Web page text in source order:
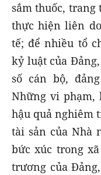
sắm thuốc,
thực hiện liên
tế; để nhiều tổ
kỷ luật của
số cán bộ,
Những vi phạm,
hậu quả nghiêm
tài sản của Nhà
bức xúc trong
trương của